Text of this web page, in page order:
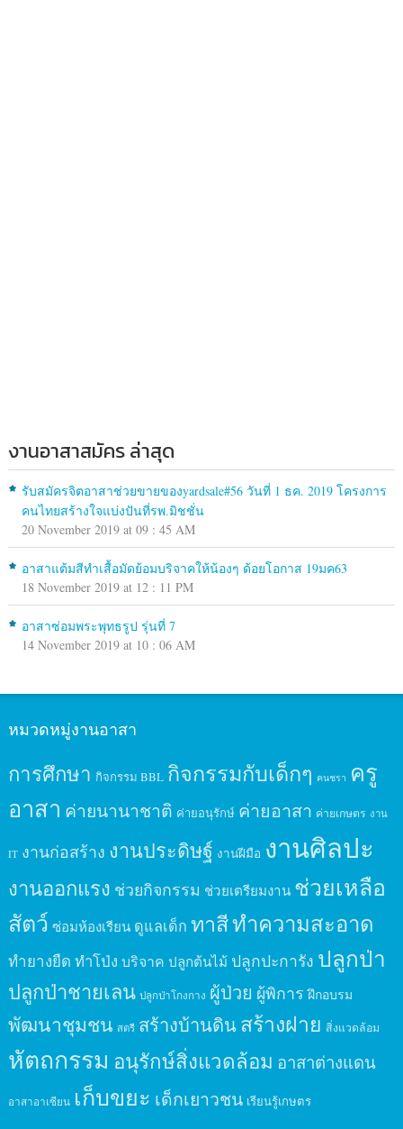
งานอาสาสมัคร ล่าสุด
รับสมัครจิตอาสาช่วยขายของyardsale#56 วันที่ 1 ธค. 2019 โครงการ
คนไทยสร้างใจแบ่งปันที่รพ.มิชชั่น
20 November 2019 at 09 : 45 AM
อาสาแต้มสีทำเสื้อมัดย้อมบริจาคให้น้องๆ ด้อยโอกาส 19มค63
18 November 2019 at 12 : 11 PM
อาสาซ่อมพระพุทธรูป รุ่นที่ 7
14 November 2019 at 10 : 06 AM
หมวดหมู่งานอาสา
การศึกษา กิจกรรม BBL กิจกรรมกับเด็กๆ คนชรา ครู
อาสา ค่ายนานาชาติ ค่ายอนุรักษ์ ค่ายอาสา ค่ายเกษตร งาน
IT งานก่อสร้าง งานประดิษฐ์ งานฝีมือ งานศิลปะ
งานออกแรง ช่วยกิจกรรม ช่วยเตรียมงาน ช่วยเหลือ
สัตว์ ซ่อมห้องเรียน ดูแลเด็ก ทาสีทำความสะอาด
ทำยางยืด ทำโป่ง บริจาค ปลูกต้นไม้ ปลูกปะการัง ปลูกป่า
ปลูกป่าชายเลน ปลูกป่าโกงกาง ผู้ป่วย ผู้พิการ ฝึกอบรม
พัฒนาชุมชน สตรี สร้างบ้านดินสร้างฝาย สิ่งแวดล้อม
หัตถกรรม อนุรักษ์สิ่งแวดล้อม อาสาต่างแดน
อาสาอาเซียน เก็บขยะ เด็กเยาวชน เรียนรู้เกษตร